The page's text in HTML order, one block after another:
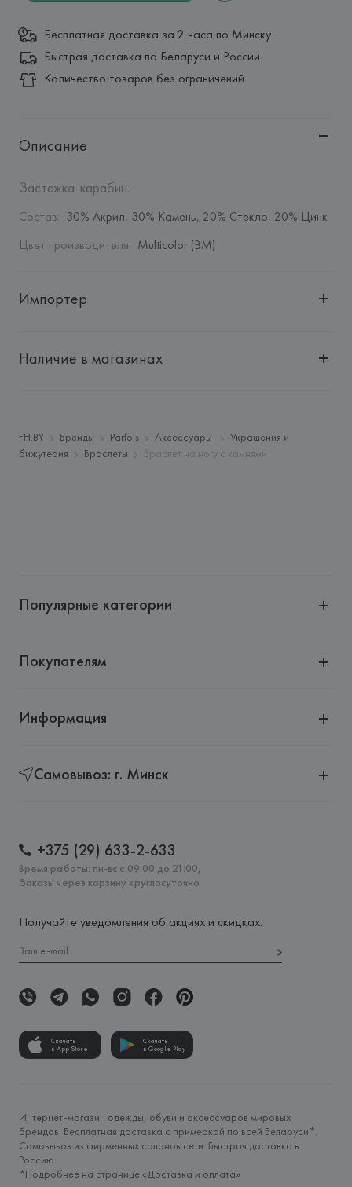
Бесплатная доставка за 2 часа по Минску
Быстрая доставка по Беларуси и России
Количество товаров без ограничений
Описание
Застежка-карабин.
Состав: 30% Акрил, 30% Камень, 20% Стекло, 20% Цинк
Цвет производителя: Multicolor (BM)
Импортер
"БелВиринея"
Адрес:
ПОРТУГАЛИЯ, Barata & Ramilo, S.A., Rua do Sistelo,
Lugar de Santegãos. 4435-429 Rio Tinto,
Наличие в магазинах
FH.BY Бренды Parfois Аксессуары
Украшения и
бижутерия
Браслеты Браслет на ногу с камнями
Популярные категории
Покупателям
Информация
Самовывоз: г. Минск
+375 (29) 633-2-633
Время работы: пн-вс с 09:00 до 21:00,
Заказы через корзину круглосуточно
Получайте уведомления об акциях и скидках:
Скачать
в App Store
Скачать
в Google Play
Интернет-магазин одежды, обуви и аксессуаров мировых
брендов. Бесплатная доставка с примеркой по всей Беларуси*.
Самовывоз из фирменных салонов сети. Быстрая доставка в
Россию.
*Подробнее на странице «Доставка и оплата»